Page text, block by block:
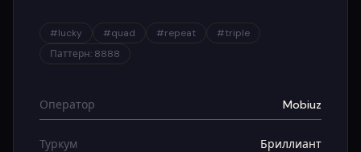
#lucky #quad #repeat #triple
Паттерн: 8888
Оператор Mobiuz
Туркум Бриллиант